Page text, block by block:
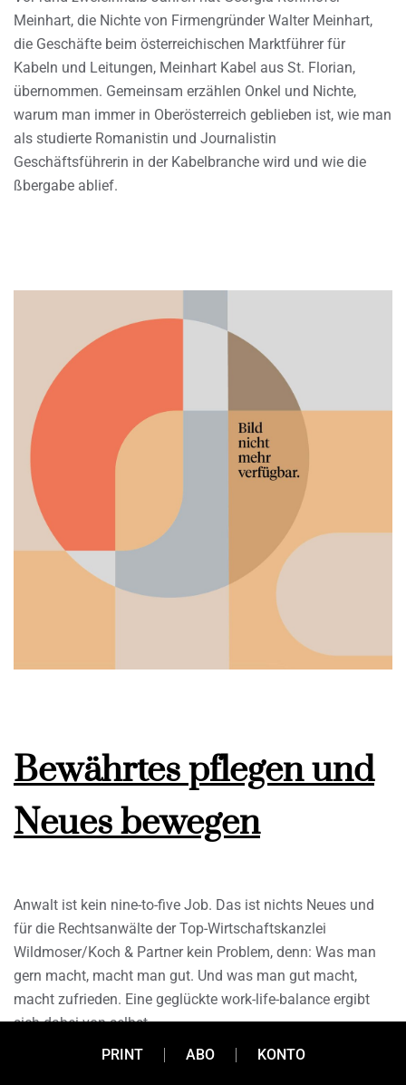
Meinhart, die Nichte von Firmengründer Walter Meinhart,
die Geschäfte beim österreichischen Marktführer für
Kabeln und Leitungen, Meinhart Kabel aus St. Florian,
übernommen. Gemeinsam erzählen Onkel und Nichte,
warum man immer in Oberösterreich geblieben ist, wie man
als studierte Romanistin und Journalistin
Geschäftsführerin in der Kabelbranche wird und wie die
ßbergabe ablief.
Bewährtes pflegen und
Neues bewegen
Anwalt ist kein nine-to-five Job. Das ist nichts Neues und
für die Rechtsanwälte der Top-Wirtschaftskanzlei
Wildmoser/Koch & Partner kein Problem, denn: Was man
gern macht, macht man gut. Und was man gut macht,
macht zufrieden. Eine geglückte work-life-balance ergibt
sich dabei von selbst.
PRINT
ABO KONTO